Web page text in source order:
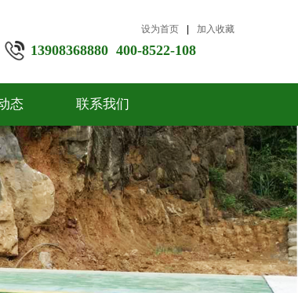
13908368880 400-8522-108
设为首页 加入收藏
态 联系我们